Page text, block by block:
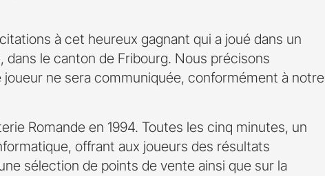
à cet heureux gagnant qui a joué dans un
le canton de Fribourg. Nous précisons
ne sera communiquée, conformément à notre
Romande en 1994. Toutes les cinq minutes, un
offrant aux joueurs des résultats
sélection de points de vente ainsi que sur la